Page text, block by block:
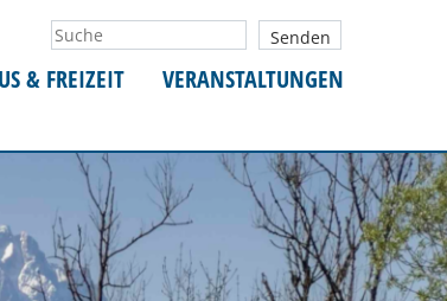
& FREIZEIT VERANSTALTUNGEN